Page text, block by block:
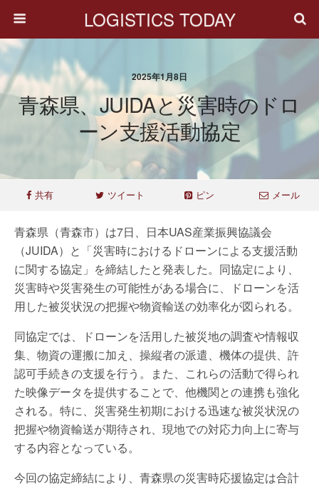
LOGISTICS TODAY
2025年1月8日
青森県、JUIDAと災害時のドロ
ーン支援活動協定
共有 ツイート ピン メール
青森県（青森市）は7日、日本UAS産業振興協議会
（JUIDA）と「災害時におけるドローンによる支援活動
に関する協定」を締結したと発表した。同協定により、
災害時や災害発生の可能性がある場合に、ドローンを活
用した被災状況の把握や物資輸送の効率化が図られる。
同協定では、ドローンを活用した被災地の調査や情報収
集、物資の運搬に加え、操縦者の派遣、機体の提供、許
認可手続きの支援を行う。また、これらの活動で得られ
た映像データを提供することで、他機関との連携も強化
される。特に、災害発生初期における迅速な被災状況の
把握や物資輸送が期待され、現地での対応力向上に寄与
する内容となっている。
今回の協定締結により、青森県の災害時応援協定は合計